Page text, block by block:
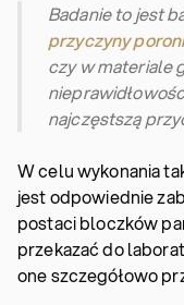
Badanie to jest
przyczyny
czy w materiale
najczęstszą
W celu wykonania
jest odpowiednie
postaci bloczków
przekazać do
one szczegółowo